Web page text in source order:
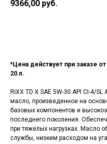
9366,00 руб.
*Цена действует при заказе
20 л.
RIXX TD X SAE 5W-30 API CI-4/
масло, произведенное на
базовых компонентов и
последнего поколения.
при тяжелых нагрузках. Масло
службы, низким расходом на